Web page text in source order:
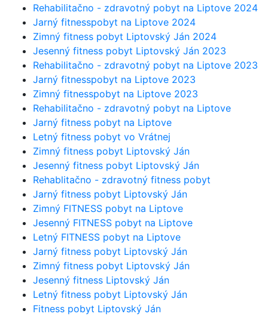
Rehabilitačno - zdravotný pobyt na Liptove 2024
Jarný fitnesspobyt na Liptove 2024
Zimný fitness pobyt Liptovský Ján 2024
Jesenný fitness pobyt Liptovský Ján 2023
Rehabilitačno - zdravotný pobyt na Liptove 2023
Jarný fitnesspobyt na Liptove 2023
Zimný fitnesspobyt na Liptove 2023
Rehabilitačno - zdravotný pobyt na Liptove
Jarný fitness pobyt na Liptove
Letný fitness pobyt vo Vrátnej
Zimný fitness pobyt Liptovský Ján
Jesenný fitness pobyt Liptovský Ján
Rehablitačno - zdravotný fitness pobyt
Jarný fitness pobyt Liptovský Ján
Zimný FITNESS pobyt na Liptove
Jesenný FITNESS pobyt na Liptove
Letný FITNESS pobyt na Liptove
Jarný fitness pobyt Liptovský Ján
Zimný fitness pobyt Liptovský Ján
Jesenný fitness Liptovský Ján
Letný fitness pobyt Liptovský Ján
Fitness pobyt Liptovský Ján